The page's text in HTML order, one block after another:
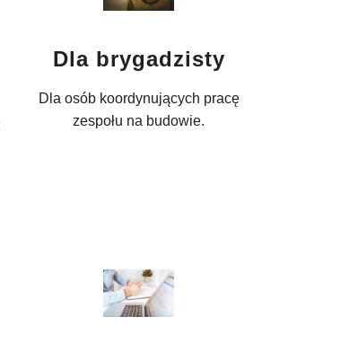
Dla brygadzisty
Dla osób koordynujących pracę
zespołu na budowie.